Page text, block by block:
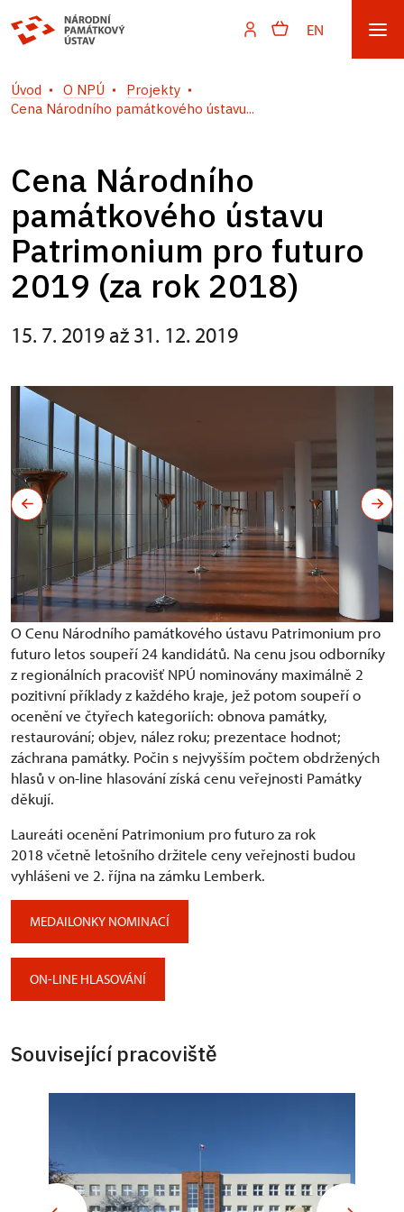
EN
Úvod O NPÚ
Projekty
Cena Národního památkového ústavu...
Cena Národního
památkového ústavu
Patrimonium pro futuro
2019 (za rok 2018)
15. 7. 2019 až 31. 12. 2019
O Cenu Národního památkového ústavu Patrimonium pro
futuro letos soupeří 24 kandidátů. Na cenu jsou odborníky
z regionálních pracovišť NPÚ nominovány maximálně 2
pozitivní příklady z každého kraje, jež potom soupeří o
ocenění ve čtyřech kategoriích: obnova památky,
restaurování; objev, nález roku; prezentace hodnot;
záchrana památky. Počin s nejvyšším počtem obdržených
hlasů v on-line hlasování získá cenu veřejnosti Památky
děkují.
Laureáti ocenění Patrimonium pro futuro za rok
2018 včetně letošního držitele ceny veřejnosti budou
vyhlášeni ve 2. října na zámku Lemberk.
MEDAILONKY NOMINACÍ
ON-LINE HLASOVÁNÍ
Související pracoviště